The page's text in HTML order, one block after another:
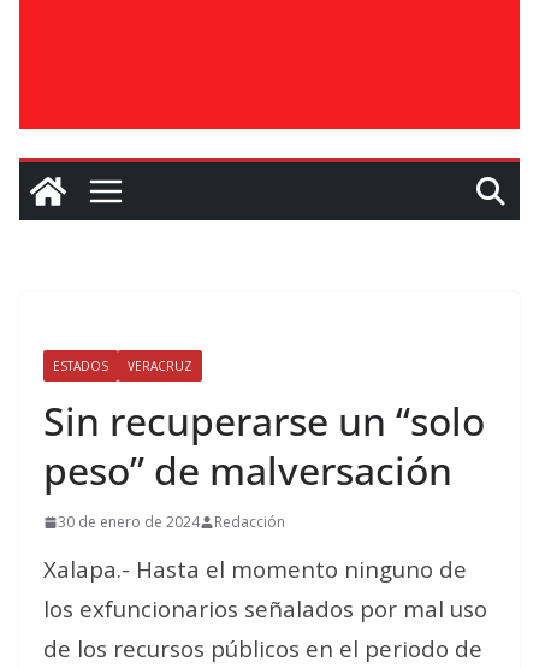
ESTADOS VERACRUZ
Sin recuperarse un “solo
peso” de malversación
30 de enero de 2024 Redacción
Xalapa.- Hasta el momento ninguno de
los exfuncionarios señalados por mal uso
de los recursos públicos en el periodo de